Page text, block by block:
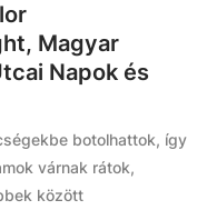
Magyar
Napok és
botolhattok, így
várnak rátok,
között